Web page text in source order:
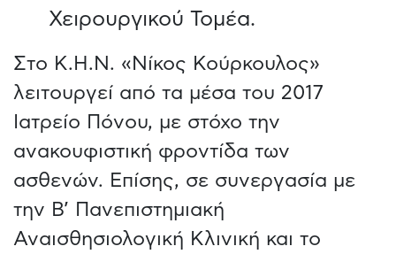
Χειρουργικού Τομέα.
Στο Κ.Η.Ν. «Νίκος Κούρκουλος»
λειτουργεί από τα μέσα του 2017
Ιατρείο Πόνου, με στόχο την
ανακουφιστική φροντίδα των
ασθενών. Επίσης, σε συνεργασία με
την Β’ Πανεπιστημιακή
Αναισθησιολογική Κλινική και το